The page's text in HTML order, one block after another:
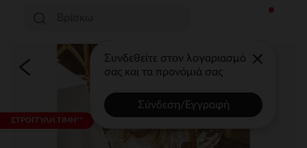
Συνδεθείτε στον λογαριασμό
σας και τα προνόμιά σας
Σύνδεση/Εγγραφή
ΣΤΡΟΓΓΥΛΗ ΤΙΜΗ**